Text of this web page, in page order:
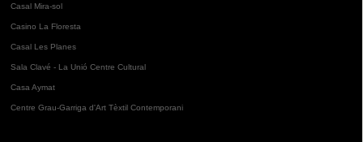
Casal Mira-sol
Casino La Floresta
Casal Les Planes
Sala Clavé - La Unió Centre Cultural
Casa Aymat
Centre Grau-Garriga d'Art Tèxtil Contemporani